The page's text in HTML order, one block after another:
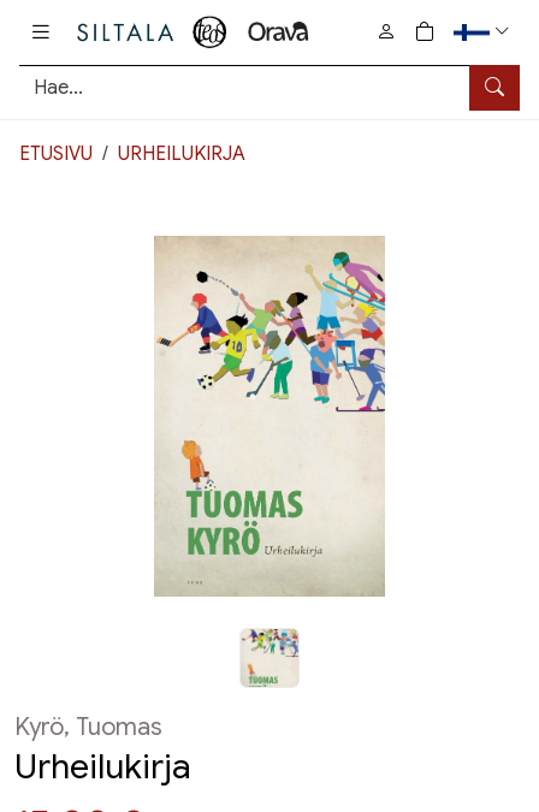
Hae
0
tuotetta
ETUSIVU URHEILUKIRJA
Kyrö, Tuomas
Urheilukirja